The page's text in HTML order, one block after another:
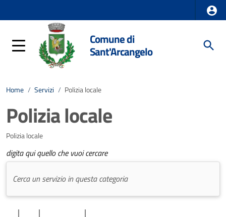
Comune di
Sant'Arcangelo
Home / Servizi / Polizia locale
Polizia locale
Polizia locale
digita qui quello che vuoi cercare